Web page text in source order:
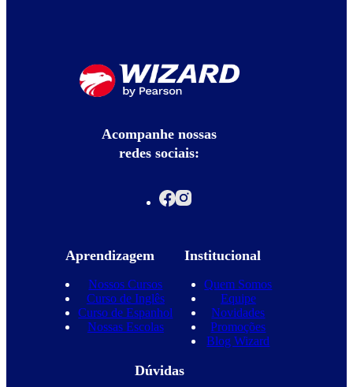
Acompanhe nossas
redes sociais:
Aprendizagem
Nossos Cursos
Curso de Inglês
Curso de Espanhol
Nossas Escolas
Institucional
Quem Somos
Equipe
Novidades
Promoções
Blog Wizard
Dúvidas